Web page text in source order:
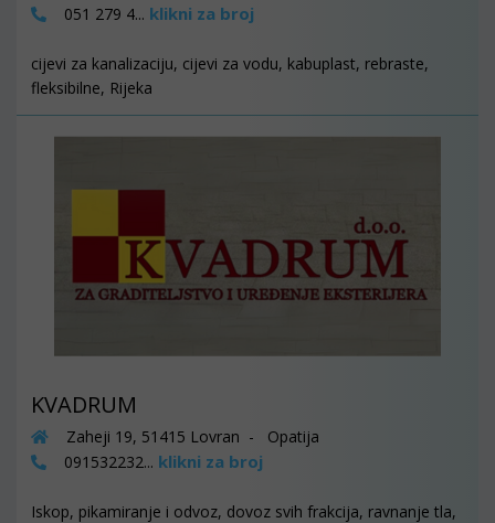
051 279 4... klikni za broj
cijevi za kanalizaciju, cijevi za vodu, kabuplast, rebraste,
fleksibilne, Rijeka
KVADRUM
Zaheji 19, 51415 Lovran - Opatija
091532232... klikni za broj
Iskop, pikamiranje i odvoz, dovoz svih frakcija, ravnanje tla,